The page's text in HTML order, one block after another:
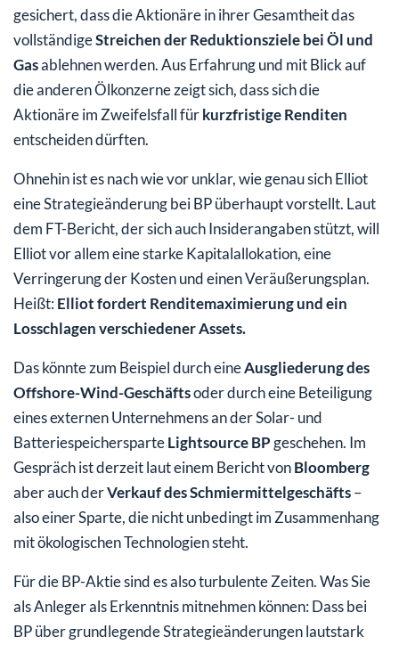
gesichert, dass die Aktionäre in ihrer Gesamtheit das
vollständigeStreichen der Reduktionsziele bei Öl und
Gasablehnen werden. Aus Erfahrung und mit Blick auf
die anderen Ölkonzerne zeigt sich, dass sich die
Aktionäre im Zweifelsfall fürkurzfristige Renditen
entscheiden dürften.
Ohnehin ist es nach wie vor unklar, wie genau sich Elliot
eine Strategieänderung bei BP überhaupt vorstellt. Laut
dem FT-Bericht, der sich auch Insiderangaben stützt, will
Elliot vor allem eine starke Kapitalallokation, eine
Verringerung der Kosten und einen Veräußerungsplan.
Heißt: Elliot fordert Renditemaximierung und ein
Losschlagen verschiedener Assets.
Das könnte zum Beispiel durch eineAusgliederung des
Offshore-Wind-Geschäftsoder durch eine Beteiligung
eines externen Unternehmens an der Solar- und
BatteriespeichersparteLightsource BP geschehen. Im
Gespräch ist derzeit laut einem Bericht vonBloomberg
aber auch derVerkauf des Schmiermittelgeschäfts–
also einer Sparte, die nicht unbedingt im Zusammenhang
mit ökologischen Technologien steht.
Für die BP-Aktie sind es also turbulente Zeiten. Was Sie
als Anleger als Erkenntnis mitnehmen können: Dass bei
BP über grundlegende Strategieänderungen lautstark